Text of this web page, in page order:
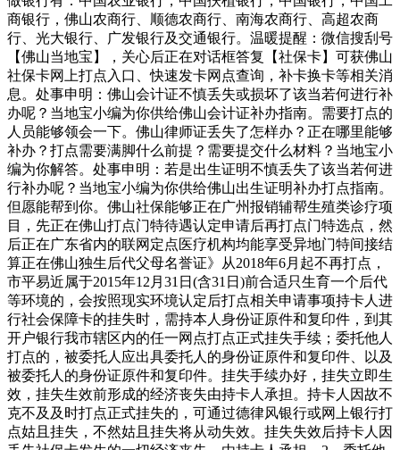
商银行，佛山农商行、顺德农商行、南海农商行、高超农商
行、光大银行、广发银行及交通银行。温暖提醒：微信搜刮号
【佛山当地宝】，关心后正在对话框答复【社保卡】可获佛山
社保卡网上打点入口、快速发卡网点查询，补卡换卡等相关消
息。处事申明：佛山会计证不慎丢失或损坏了该当若何进行补
办呢？当地宝小编为你供给佛山会计证补办指南。需要打点的
人员能够领会一下。佛山律师证丢失了怎样办？正在哪里能够
补办？打点需要满脚什么前提？需要提交什么材料？当地宝小
编为你解答。处事申明：若是出生证明不慎丢失了该当若何进
行补办呢？当地宝小编为你供给佛山出生证明补办打点指南。
但愿能帮到你。佛山社保能够正在广州报销辅帮生殖类诊疗项
目，先正在佛山打点门特待遇认定申请后再打点门特选点，然
后正在广东省内的联网定点医疗机构均能享受异地门特间接结
算正在佛山独生后代父母名誉证》从2018年6月起不再打点，
市平易近属于2015年12月31日(含31日)前合适只生育一个后代
等环境的，会按照现实环境认定后打点相关申请事项持卡人进
行社会保障卡的挂失时，需持本人身份证原件和复印件，到其
开户银行我市辖区内的任一网点打点正式挂失手续；委托他人
打点的，被委托人应出具委托人的身份证原件和复印件、以及
被委托人的身份证原件和复印件。挂失手续办好，挂失立即生
效，挂失生效前形成的经济丧失由持卡人承担。持卡人因故不
克不及及时打点正式挂失的，可通过德律风银行或网上银行打
点姑且挂失，不然姑且挂失将从动失效。挂失失效后持卡人因